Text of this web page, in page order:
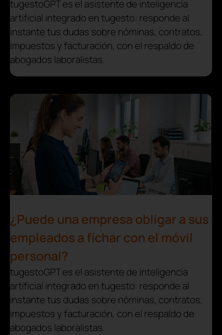
tugestoGPT es el asistente de inteligencia
artificial integrado en tugesto: responde al
instante tus dudas sobre nóminas, contratos,
impuestos y facturación, con el respaldo de
abogados laboralistas.
¿Puede una empresa obligar a sus
empleados a fichar con el móvil
personal?
tugestoGPT es el asistente de inteligencia
artificial integrado en tugesto: responde al
instante tus dudas sobre nóminas, contratos,
impuestos y facturación, con el respaldo de
abogados laboralistas.